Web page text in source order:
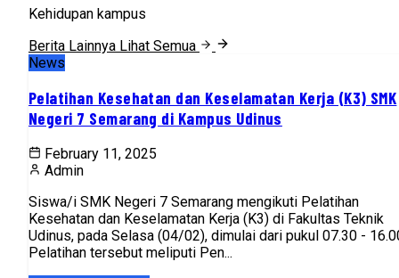
Kehidupan kampus
Berita Lainnya Lihat Semua
News
Pelatihan Kesehatan dan Keselamatan Kerja (K3) SMK
Negeri 7 Semarang di Kampus Udinus
February 11, 2025
Admin
Siswa/i SMK Negeri 7 Semarang mengikuti Pelatihan
Kesehatan dan Keselamatan Kerja (K3) di Fakultas Teknik
Udinus, pada Selasa (04/02), dimulai dari pukul 07.30 -
Pelatihan tersebut meliputi Pen...